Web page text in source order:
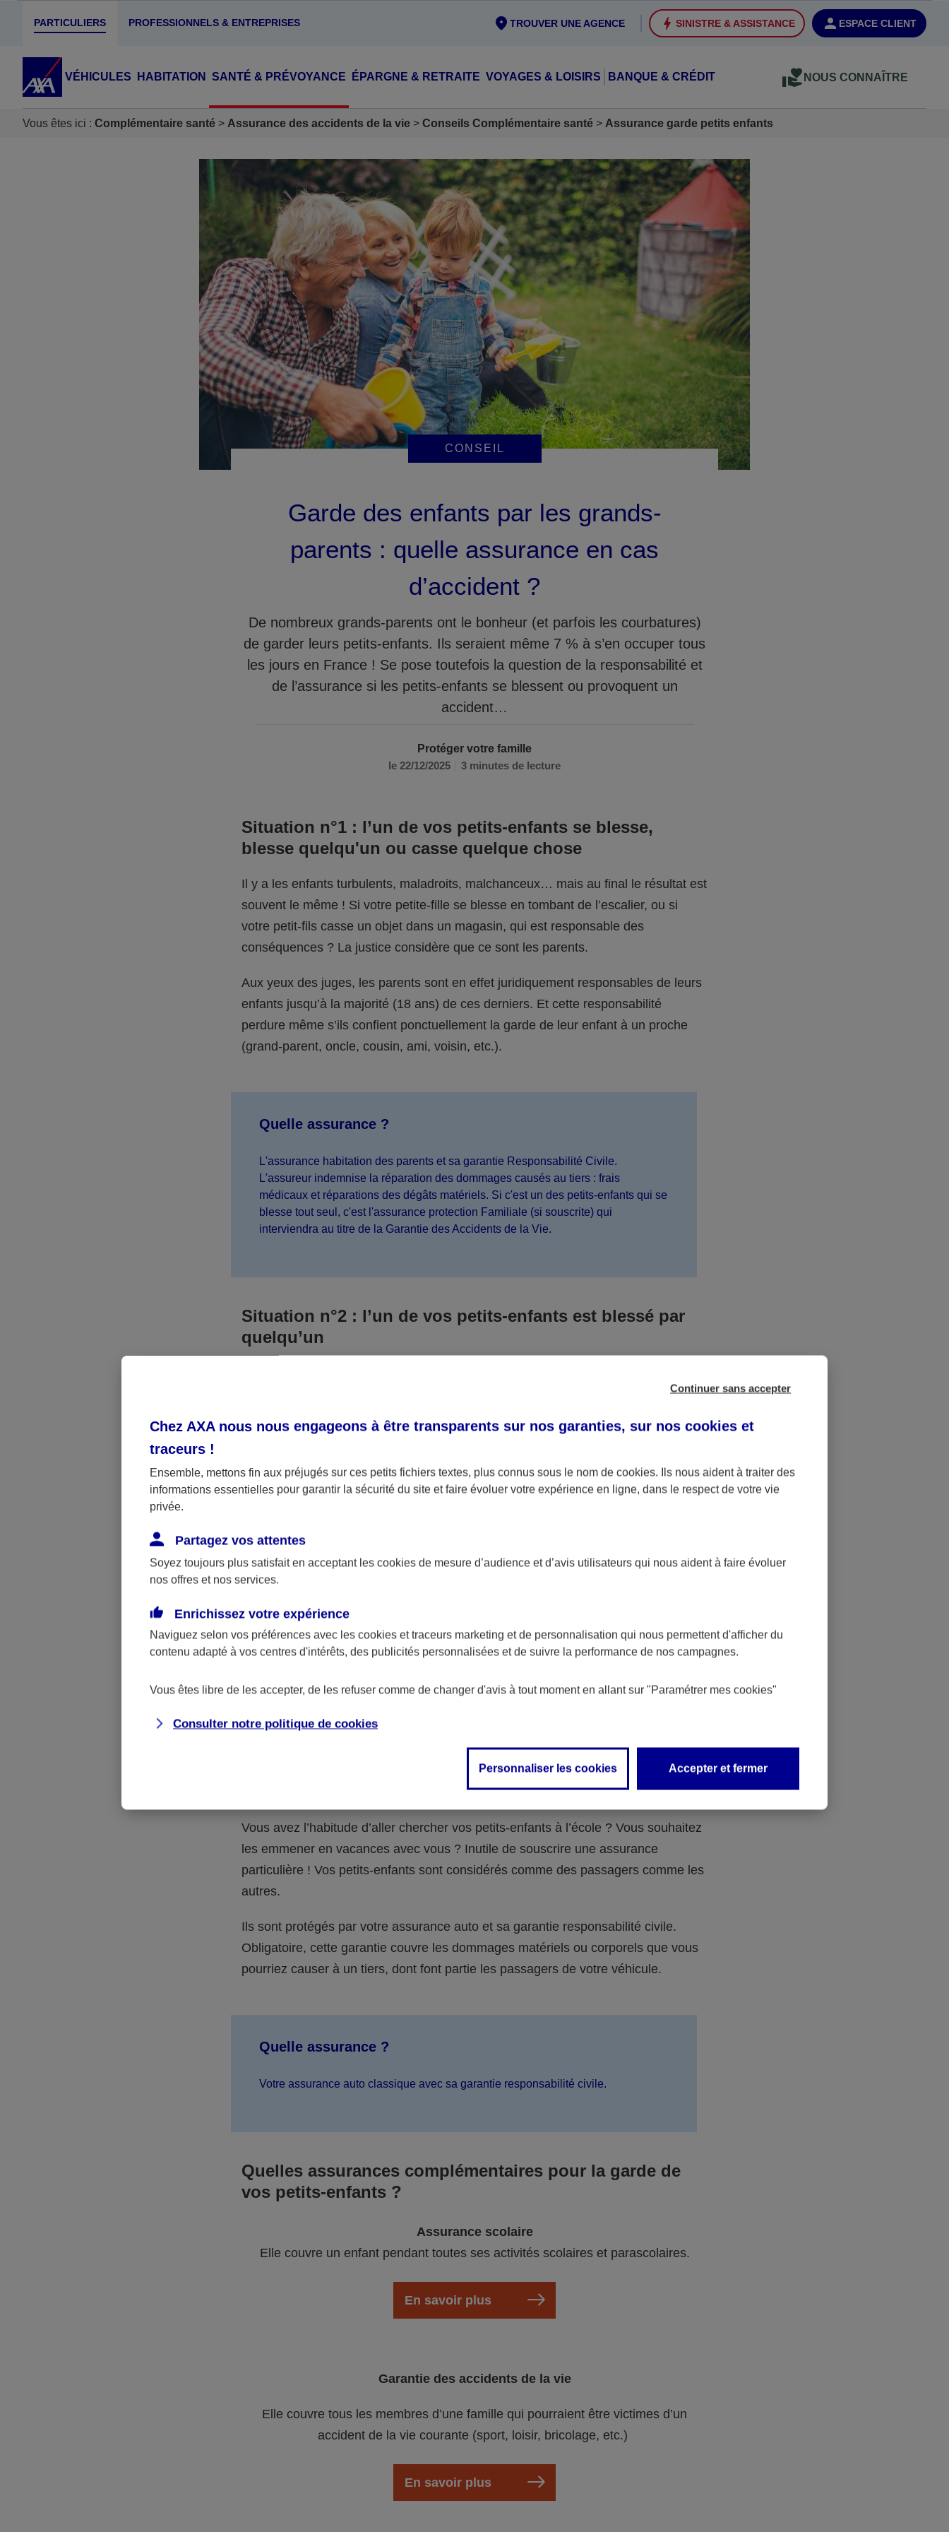
PARTICULIERS PROFESSIONNELS & ENTREPRISES ESPACE CLIENT
SINISTRE & ASSISTANCE
TROUVER UNE AGENCE
VÉHICULES HABITATION SANTÉ & PRÉVOYANCE ÉPARGNE & RETRAITE VOYAGES & LOISIRS BANQUE & CRÉDIT NOUS CONNAÎTRE
Vous êtes ici : Complémentaire santé Assurance des accidents de la vie Conseils Complémentaire santé Assurance garde petits enfants
CONSEIL
Protéger votre famille
le 22/12/2025
3 minutes de lecture
Garde des enfants par les grands-
parents : quelle assurance en cas
d’accident ?
De nombreux grands-parents ont le bonheur (et parfois les courbatures)
de garder leurs petits-enfants. Ils seraient même 7 % à s’en occuper tous
les jours en France ! Se pose toutefois la question de la responsabilité et
de l’assurance si les petits-enfants se blessent ou provoquent un
accident…
Situation n°1 : l’un de vos petits-enfants se blesse,
blesse quelqu'un ou casse quelque chose
Il y a les enfants turbulents, maladroits, malchanceux… mais au final le résultat est
souvent le même ! Si votre petite-fille se blesse en tombant de l’escalier, ou si
votre petit-fils casse un objet dans un magasin, qui est responsable des
conséquences ? La justice considère que ce sont les parents.
Aux yeux des juges, les parents sont en effet juridiquement responsables de leurs
enfants jusqu’à la majorité (18 ans) de ces derniers. Et cette responsabilité
perdure même s’ils confient ponctuellement la garde de leur enfant à un proche
(grand-parent, oncle, cousin, ami, voisin, etc.).
Quelle assurance ?
L'assurance habitation des parents et sa garantie Responsabilité Civile.
L'assureur indemnise la réparation des dommages causés au tiers : frais
médicaux et réparations des dégâts matériels. Si c'est un des petits-enfants qui se
blesse tout seul, c'est l'assurance protection Familiale (si souscrite) qui
interviendra au titre de la Garantie des Accidents de la Vie.
Situation n°2 : l’un de vos petits-enfants est blessé par
quelqu’un
responsable. Aux yeux de la justice, le responsable est la personne ayant entrainé
médicaux et éventuelles indemnisations en guise de dommage.
Néanmoins, si aucun responsable n’a été désigné ou retrouvé pour l’accident dont
a été victime votre petit-fils ou petite-fille, seule une assurance spécifique
fonctionner.
Quelle assurance ?
La responsabilité civile de la personne désignée comme responsable de
accidents de la vie) que vous auriez souscrite pour votre famille.
Situation n°3 : vous avez un accident de voiture avec vos
Vous avez l’habitude d’aller chercher vos petits-enfants à l’école ? Vous souhaitez
les emmener en vacances avec vous ? Inutile de souscrire une assurance
particulière ! Vos petits-enfants sont considérés comme des passagers comme les
autres.
Ils sont protégés par votre assurance auto et sa garantie responsabilité civile.
Obligatoire, cette garantie couvre les dommages matériels ou corporels que vous
pourriez causer à un tiers, dont font partie les passagers de votre véhicule.
Quelle assurance ?
Votre assurance auto classique avec sa garantie responsabilité civile.
Quelles assurances complémentaires pour la garde de
vos petits-enfants ?
Assurance scolaire
Elle couvre un enfant pendant toutes ses activités scolaires et parascolaires.
En savoir plus
Garantie des accidents de la vie
Elle couvre tous les membres d’une famille qui pourraient être victimes d’un
accident de la vie courante (sport, loisir, bricolage, etc.)
En savoir plus
Continuer sans accepter
Chez AXA nous nous engageons à être transparents sur nos garanties, sur nos cookies et
traceurs !
Ensemble, mettons fin aux préjugés sur ces petits fichiers textes, plus connus sous le nom de cookies. Ils nous aident à traiter des
informations essentielles pour garantir la sécurité du site et faire évoluer votre expérience en ligne, dans le respect de votre vie
privée.
Partagez vos attentes
Soyez toujours plus satisfait en acceptant les cookies de mesure d’audience et d’avis utilisateurs qui nous aident à faire évoluer
nos offres et nos services.
Enrichissez votre expérience
Naviguez selon vos préférences avec les cookies et traceurs marketing et de personnalisation qui nous permettent d'afficher du
contenu adapté à vos centres d'intérêts, des publicités personnalisées et de suivre la performance de nos campagnes.
Vous êtes libre de les accepter, de les refuser comme de changer d'avis à tout moment en allant sur "Paramétrer mes cookies"
Consulter notre politique de cookies
Personnaliser les cookies Accepter et fermer